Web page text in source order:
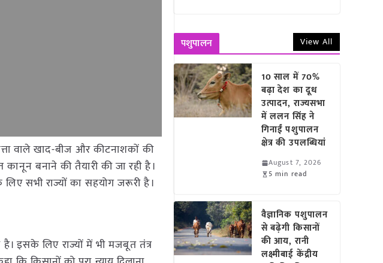
वाले खाद-बीज और कीटनाशकों की
बनाने की तैयारी की जा रही है।
सभी राज्यों का सहयोग जरूरी है।
इसके लिए राज्यों में भी मजबूत तंत्र
पशुपालन View All
10 साल में 70%
बढ़ा देश का दूध
उत्पादन, राज्यसभा
में ललन सिंह ने
गिनाईं पशुपालन
क्षेत्र की उपलब्धियां
August 7, 2026
5 min read
वैज्ञानिक पशुपालन
से बढ़ेगी किसानों
की आय, रानी
लक्ष्मीबाई केंद्रीय